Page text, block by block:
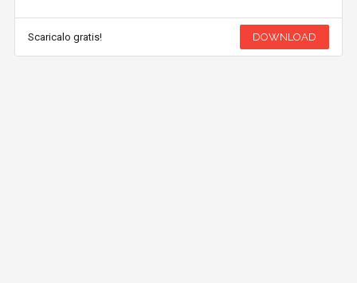
Scaricalo gratis! DOWNLOAD